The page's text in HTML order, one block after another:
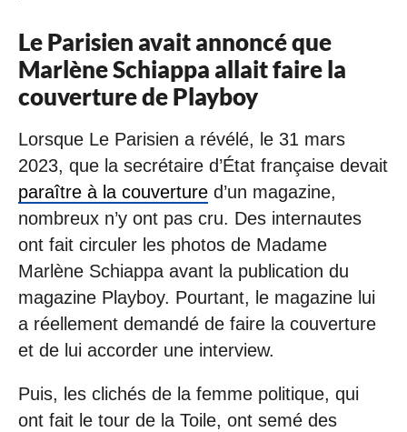
Le Parisien avait annoncé que
Marlène Schiappa allait faire la
couverture de Playboy
Lorsque Le Parisien a révélé, le 31 mars
2023, que la secrétaire d’État française devait
paraître à la couverture d’un magazine,
nombreux n’y ont pas cru. Des internautes
ont fait circuler les photos de Madame
Marlène Schiappa avant la publication du
magazine Playboy. Pourtant, le magazine lui
a réellement demandé de faire la couverture
et de lui accorder une interview.
Puis, les clichés de la femme politique, qui
ont fait le tour de la Toile, ont semé des